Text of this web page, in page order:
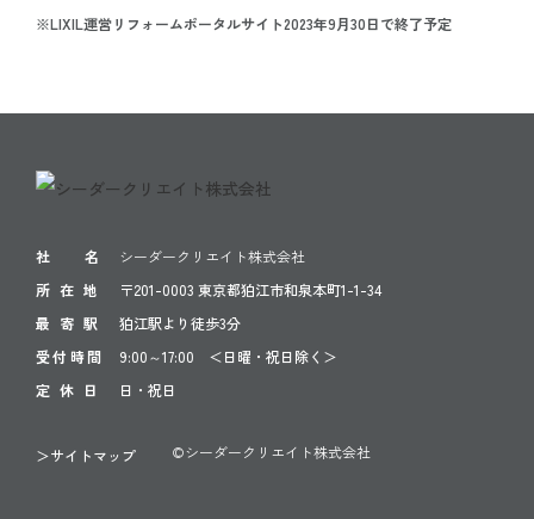
※LIXIL運営リフォームポータルサイト2023年9月30日で終了予定
社 名
シーダークリエイト株式会社
所 在 地
〒201-0003 東京都狛江市和泉本町1-1-34
最 寄 駅
狛江駅より徒歩3分
受付時間
9:00～17:00 ＜日曜・祝日除く＞
定 休 日
日・祝日
＞サイトマップ ©シーダークリエイト株式会社